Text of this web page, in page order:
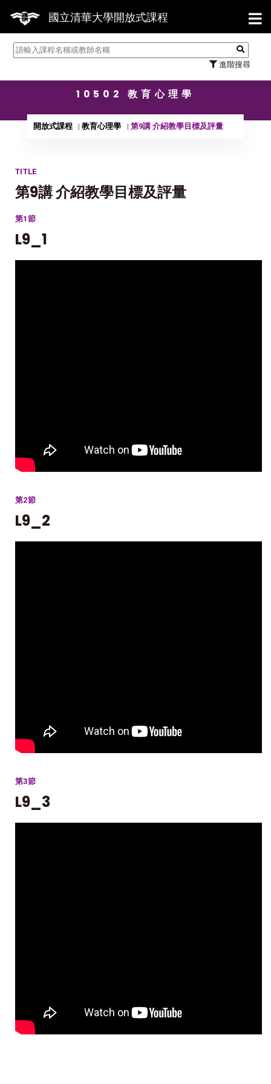
國立清華大學開放式課程
進階搜尋
【
10502 教育心理學
開放式課程 教育心理學 第9講 介紹教學目標及評量
TITLE
第9講 介紹教學目標及評量
第1節
L9_1
第2節
L9_2
第3節
L9_3